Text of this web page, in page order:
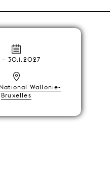
– 30.1.2027
Wallonie-
Bruxelles